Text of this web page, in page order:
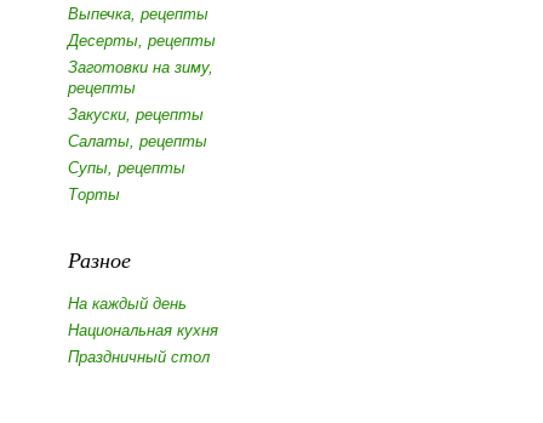
Выпечка, рецепты
Десерты, рецепты
Заготовки на зиму,
рецепты
Закуски, рецепты
Салаты, рецепты
Супы, рецепты
Торты
Разное
На каждый день
Национальная кухня
Праздничный стол